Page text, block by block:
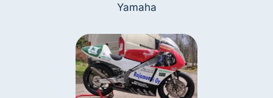
Yamaha